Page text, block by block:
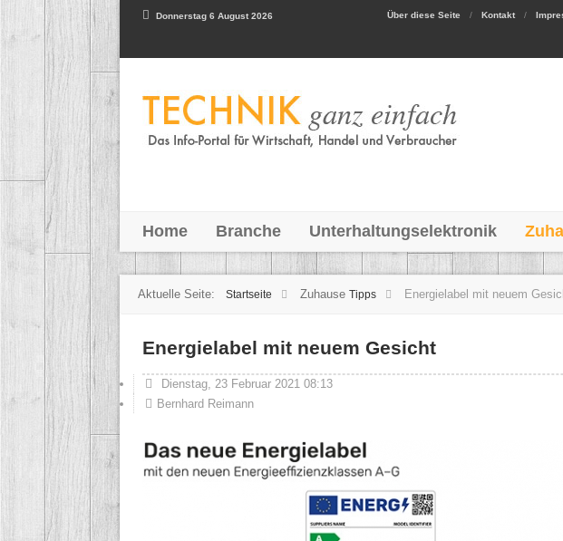
Donnerstag 6 August 2026 Über diese Seite Kontakt
Home Branche Unterhaltungselektronik
Aktuelle Seite: Startseite Zuhause Tipps Energielabel mit neuem
Energielabel mit neuem Gesicht
Dienstag, 23 Februar 2021 08:13
Bernhard Reimann